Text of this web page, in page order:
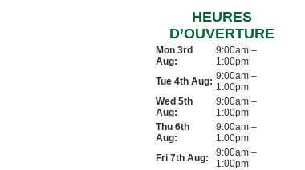
HEURES
D’OUVERTURE
Mon 3rd
Aug:
9:00am –
1:00pm
Tue 4th Aug: 9:00am –
1:00pm
Wed 5th
Aug:
9:00am –
1:00pm
Thu 6th
Aug:
9:00am –
1:00pm
Fri 7th Aug:
9:00am –
1:00pm